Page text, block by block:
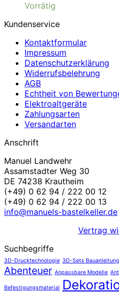
Vorrätig
Kundenservice
Kontaktformular
Impressum
Datenschutzerklärung
Widerrufsbelehrung
AGB
Echtheit von
Elektroaltgeräte
Zahlungsarten
Versandarten
Anschrift
Manuel Landwehr
Assamstadter Weg 30
DE 74238 Krautheim
(+49) 0 62 94 / 222 00 12
(+49) 0 62 94 / 222 00 13
info@manuels-bastelkeller.de
Vertrag
Suchbegriffe
3D-Drucktechnologie 3D-Sets Bauanleitung
Abenteuer Anpassbare Modelle
Befestigungsmaterial